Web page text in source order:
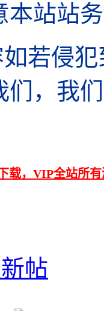
本站站
若侵
们，我
载，VIP全站所
帖